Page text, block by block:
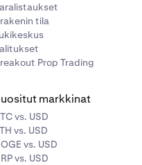
käytetään
se otetaan
voidaan siirtää
yhteyttä
pankkisi rajoista.
tila
Prop Trading
markkinat
vs. USD
vs. USD
vs. USD
vs. USD